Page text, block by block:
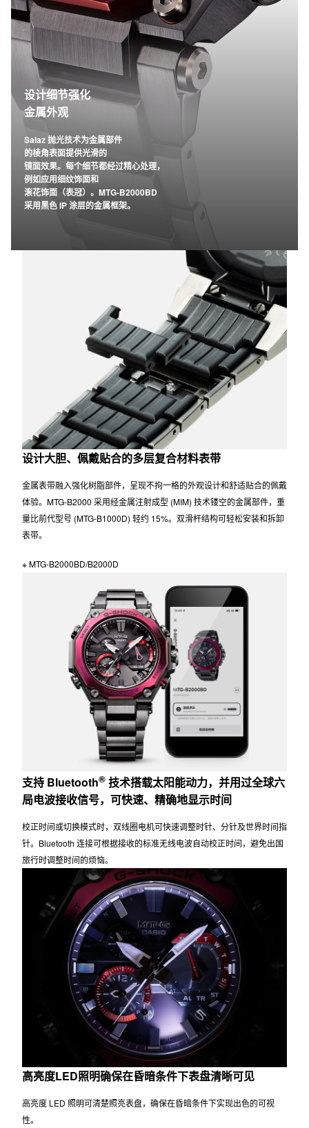
设计细节强化
金属外观
Salaz 抛光技术为金属部件
的棱角表面提供光滑的
镜面效果。每个细节都经过精心处理，
例如应用细纹饰面和
滚花饰面（表冠）。MTG-B2000BD
采用黑色 IP 涂层的金属框架。
设计大胆、佩戴贴合的多层复合材料表带
金属表带融入强化树脂部件，呈现不拘一格的外观设计和舒适贴合的佩戴
体验。MTG-B2000 采用经金属注射成型 (MIM) 技术镂空的金属部件，重
量比前代型号 (MTG-B1000D) 轻约 15%。双滑杆结构可轻松安装和拆卸
表带。
※ MTG-B2000BD/B2000D
支持 Bluetooth® 技术搭载太阳能动力，并用过全球六
局电波接收信号，可快速、精确地显示时间
校正时间或切换模式时，双线圈电机可快速调整时针、分针及世界时间指
针。Bluetooth 连接可根据接收的标准无线电波自动校正时间，避免出国
旅行时调整时间的烦恼。
高亮度LED照明确保在昏暗条件下表盘清晰可见
高亮度 LED 照明可清楚照亮表盘，确保在昏暗条件下实现出色的可视
性。